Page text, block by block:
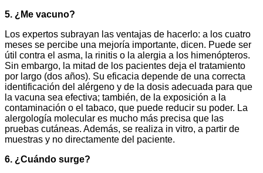
5. ¿Me vacuno?
Los expertos subrayan las ventajas de hacerlo: a los cuatro
meses se percibe una mejoría importante, dicen. Puede ser
útil contra el asma, la rinitis o la alergia a los himenópteros.
Sin embargo, la mitad de los pacientes deja el tratamiento
por largo (dos años). Su eficacia depende de una correcta
identificación del alérgeno y de la dosis adecuada para que
la vacuna sea efectiva; también, de la exposición a la
contaminación o el tabaco, que puede reducir su poder. La
alergología molecular es mucho más precisa que las
pruebas cutáneas. Además, se realiza in vitro, a partir de
muestras y no directamente del paciente.
6. ¿Cuándo surge?